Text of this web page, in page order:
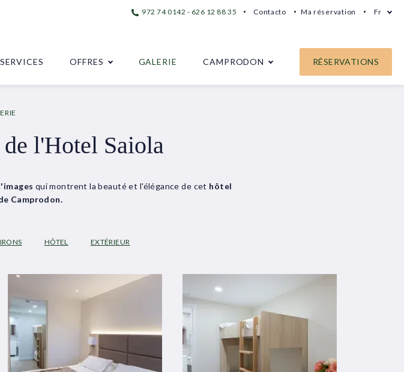
972 74 0142 - 626 12 88 35 Contacto Ma réservation Fr
SERVICES OFFRES GALERIE CAMPRODON RÉSERVATIONS
l'Hotel Saiola
qui montrent la beauté et l'élégance de cet hôtel
Camprodon.
HÔTEL EXTÉRIEUR